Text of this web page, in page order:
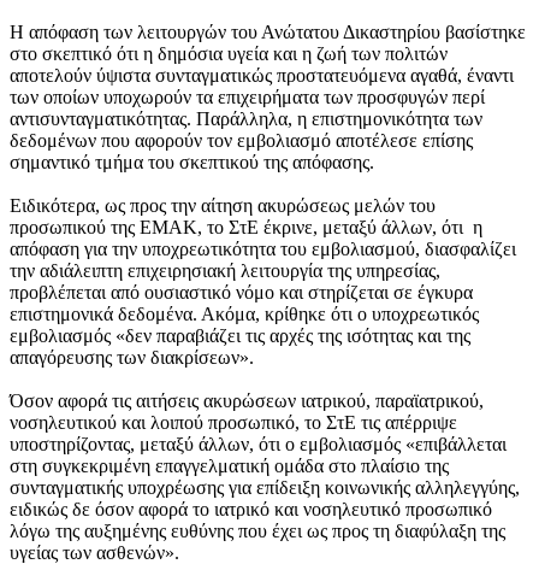
Η απόφαση των λειτουργών του Ανώτατου Δικαστηρίου βασίστηκε
στο σκεπτικό ότι η δημόσια υγεία και η ζωή των πολιτών
αποτελούν ύψιστα συνταγματικώς προστατευόμενα αγαθά, έναντι
των οποίων υποχωρούν τα επιχειρήματα των προσφυγών περί
αντισυνταγματικότητας. Παράλληλα, η επιστημονικότητα των
δεδομένων που αφορούν τον εμβολιασμό αποτέλεσε επίσης
σημαντικό τμήμα του σκεπτικού της απόφασης.
Ειδικότερα, ως προς την αίτηση ακυρώσεως μελών του
προσωπικού της ΕΜΑΚ, το ΣτΕ έκρινε, μεταξύ άλλων, ότι η
απόφαση για την υποχρεωτικότητα του εμβολιασμού, διασφαλίζει
την αδιάλειπτη επιχειρησιακή λειτουργία της υπηρεσίας,
προβλέπεται από ουσιαστικό νόμο και στηρίζεται σε έγκυρα
επιστημονικά δεδομένα. Ακόμα, κρίθηκε ότι ο υποχρεωτικός
εμβολιασμός «δεν παραβιάζει τις αρχές της ισότητας και της
απαγόρευσης των διακρίσεων».
Όσον αφορά τις αιτήσεις ακυρώσεων ιατρικού, παραϊατρικού,
νοσηλευτικού και λοιπού προσωπικό, το ΣτΕ τις απέρριψε
υποστηρίζοντας, μεταξύ άλλων, ότι ο εμβολιασμός «επιβάλλεται
στη συγκεκριμένη επαγγελματική ομάδα στο πλαίσιο της
συνταγματικής υποχρέωσης για επίδειξη κοινωνικής αλληλεγγύης,
ειδικώς δε όσον αφορά το ιατρικό και νοσηλευτικό προσωπικό
λόγω της αυξημένης ευθύνης που έχει ως προς τη διαφύλαξη της
υγείας των ασθενών».